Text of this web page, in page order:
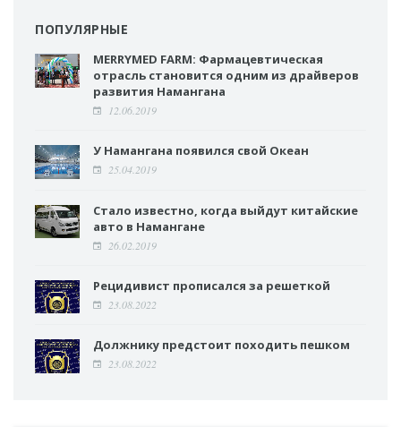
ПОПУЛЯРНЫЕ
MERRYMED FARM: Фармацевтическая
отрасль становится одним из драйверов
развития Намангана
12.06.2019
У Намангана появился свой Океан
25.04.2019
Стало известно, когда выйдут китайские
авто в Намангане
26.02.2019
Рецидивист прописался за решеткой
23.08.2022
Должнику предстоит походить пешком
23.08.2022